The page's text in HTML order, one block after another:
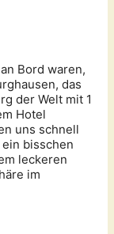
Bord waren,
das
der Welt mit 1
Hotel
uns schnell
bisschen
leckeren
im